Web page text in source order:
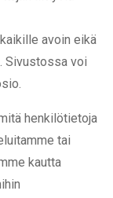
avoin eikä
Sivustossa voi
henkilötietoja
tai
kautta